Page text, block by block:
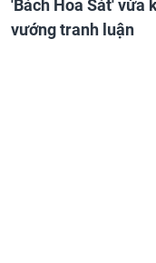
'Bách Hoa Sát' vừa
vướng tranh luận